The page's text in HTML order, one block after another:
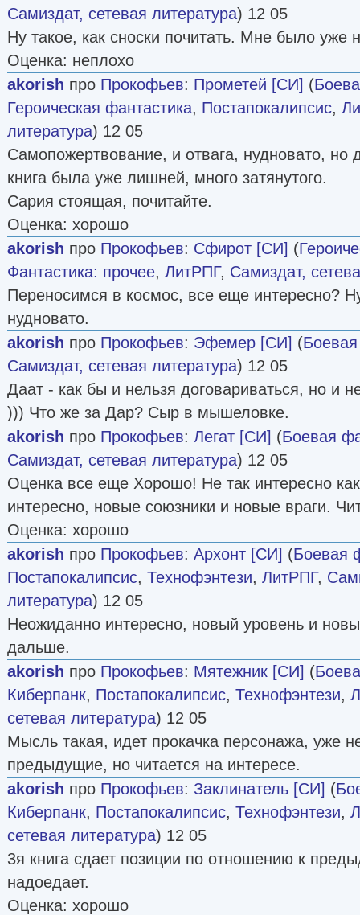
Самиздат, сетевая литература) 12 05
Ну такое, как сноски почитать. Мне было уже
Оценка: неплохо
akorish про Прокофьев: Прометей [СИ] (
Героическая фантастика, Постапокалипсис,
литература) 12 05
Самопожертвование, и отвага, нудновато, но
книга была уже лишней, много затянутого.
Сария стоящая, почитайте.
Оценка: хорошо
akorish про Прокофьев: Сфирот [СИ] (
Фантастика: прочее, ЛитРПГ, Самиздат,
Переносимся в космос, все еще интересно?
нудновато.
akorish про Прокофьев: Эфемер [СИ] (
Самиздат, сетевая литература) 12 05
Даат - как бы и нельзя договариваться, но и
))) Что же за Дар? Сыр в мышеловке.
akorish про Прокофьев: Легат [СИ] (Боевая
Самиздат, сетевая литература) 12 05
Оценка все еще Хорошо! Не так интересно
интересно, новые союзники и новые враги.
Оценка: хорошо
akorish про Прокофьев: Архонт [СИ] (Боевая
Постапокалипсис, Технофэнтези, ЛитРПГ,
литература) 12 05
Неожиданно интересно, новый уровень и
дальше.
akorish про Прокофьев: Мятежник [СИ] (
Киберпанк, Постапокалипсис, Технофэнтези,
сетевая литература) 12 05
Мысль такая, идет прокачка персонажа, уже
предыдущие, но читается на интересе.
akorish про Прокофьев: Заклинатель [СИ] (
Киберпанк, Постапокалипсис, Технофэнтези,
сетевая литература) 12 05
3я книга сдает позиции по отношению к
надоедает.
Оценка: хорошо